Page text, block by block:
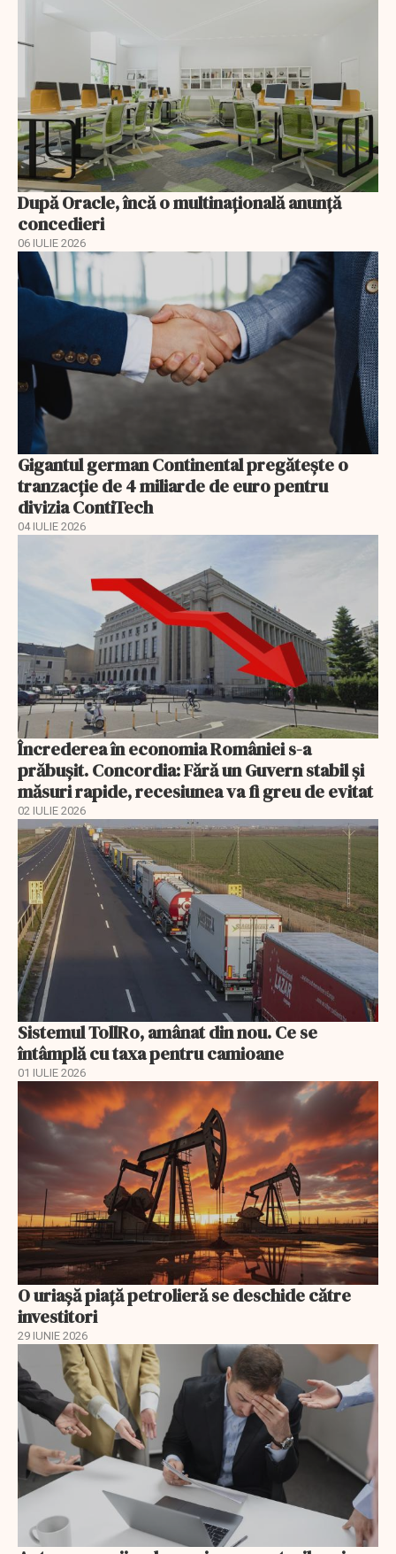
După Oracle, încă o multinaţională anunţă
concedieri
06 IULIE 2026
Gigantul german Continental pregătește o
tranzacție de 4 miliarde de euro pentru
divizia ContiTech
04 IULIE 2026
Încrederea în economia României s-a
prăbușit. Concordia: Fără un Guvern stabil și
măsuri rapide, recesiunea va fi greu de evitat
02 IULIE 2026
Sistemul TollRo, amânat din nou. Ce se
întâmplă cu taxa pentru camioane
01 IULIE 2026
O uriaşă piaţă petrolieră se deschide către
investitori
29 IUNIE 2026